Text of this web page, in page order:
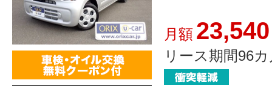
月額 23,540
リース期間96